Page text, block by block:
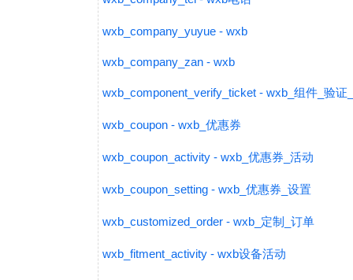
wxb_company_yuyue - wxb
wxb_company_zan - wxb
wxb_component_verify_ticket - wxb_组件_验证
wxb_coupon - wxb_优惠券
wxb_coupon_activity - wxb_优惠券_活动
wxb_coupon_setting - wxb_优惠券_设置
wxb_customized_order - wxb_定制_订单
wxb_fitment_activity - wxb设备活动